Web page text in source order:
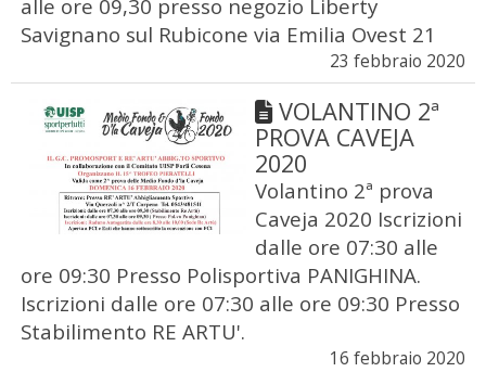
alle ore 09,30 presso negozio Liberty
Savignano sul Rubicone via Emilia Ovest 21
23 febbraio 2020
VOLANTINO 2ª
PROVA CAVEJA
2020
Volantino 2ª prova
Caveja 2020 Iscrizioni
dalle ore 07:30 alle
ore 09:30 Presso Polisportiva PANIGHINA.
Iscrizioni dalle ore 07:30 alle ore 09:30 Presso
Stabilimento RE ARTU'.
16 febbraio 2020